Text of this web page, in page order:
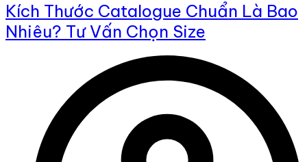
Kích Thước Catalogue Chuẩn Là Bao
Nhiêu? Tư Vấn Chọn Size